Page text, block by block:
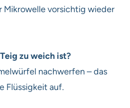
Mikrowelle vorsichtig wieder
zu weich ist?
nachwerfen – das
Flüssigkeit auf.